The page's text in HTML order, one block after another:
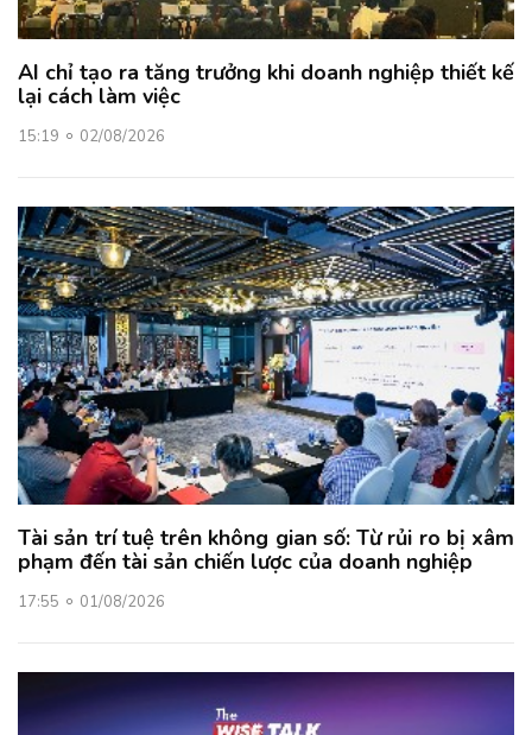
AI chỉ tạo ra tăng trưởng khi doanh nghiệp thiết kế
lại cách làm việc
15:19 02/08/2026
Tài sản trí tuệ trên không gian số: Từ rủi ro bị xâm
phạm đến tài sản chiến lược của doanh nghiệp
17:55 01/08/2026